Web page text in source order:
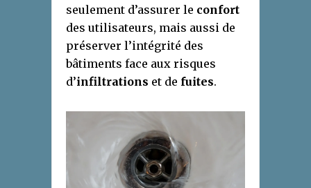
seulement d’assurer le confort
des utilisateurs, mais aussi de
préserver l’intégrité des
bâtiments face aux risques
d’infiltrations et de fuites.